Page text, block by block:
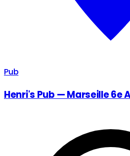
Pub
Henri's Pub — Marseille 6e